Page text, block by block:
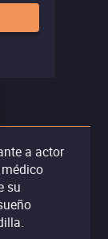
a actor
su